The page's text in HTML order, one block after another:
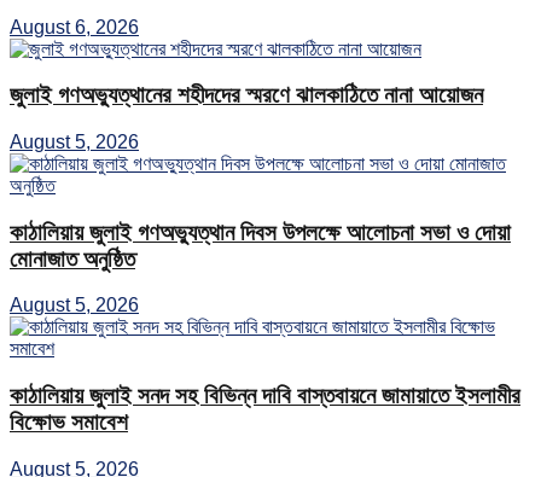
August 6, 2026
জুলাই গণঅভ্যুত্থানের শহীদদের স্মরণে ঝালকাঠিতে নানা আয়োজন
August 5, 2026
কাঠালিয়ায় জুলাই গণঅভ্যুত্থান দিবস উপলক্ষে আলোচনা সভা ও দোয়া
মোনাজাত অনুষ্ঠিত
August 5, 2026
কাঠালিয়ায় জুলাই সনদ সহ বিভিন্ন দাবি বাস্তবায়নে জামায়াতে ইসলামীর
বিক্ষোভ সমাবেশ
August 5, 2026